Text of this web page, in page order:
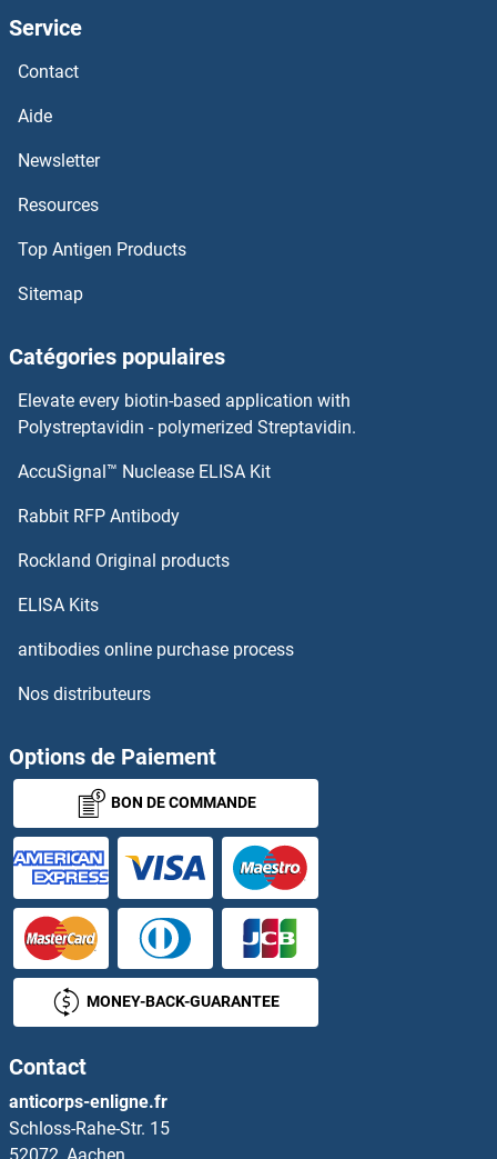
CIC Anticorps
CIB2 Anticorps
CIB1 Anticorps
CIAPIN1 Anticorps
Chymotrypsin Anticorps
CHURC1 Anticorps
CHTF8 Anticorps
CITED2 Anticorps
CITED4 Anticorps
Citrulline Anticorps
CIZ1 Anticorps
CK1 epsilon Anticorps
CKAP2 Anticorps
CKAP4 Anticorps
CKAP5 Anticorps
CKLF Anticorps
CKM Anticorps
Service
Contact
Aide
Newsletter
Resources
Top Antigen Products
Sitemap
Catégories populaires
Elevate every biotin-based application with
Polystreptavidin - polymerized Streptavidin.
AccuSignal™ Nuclease ELISA Kit
Rabbit RFP Antibody
Rockland Original products
ELISA Kits
antibodies online purchase process
Nos distributeurs
Options de Paiement
BON DE COMMANDE
MONEY-BACK-GUARANTEE
Contact
anticorps-enligne.fr
Schloss-Rahe-Str. 15